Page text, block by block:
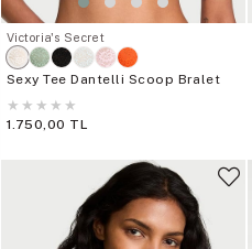
Victoria's Secret
Sexy Tee Dantelli Scoop Bralet
★ ★ ★ ★ ★
1.750,00 TL